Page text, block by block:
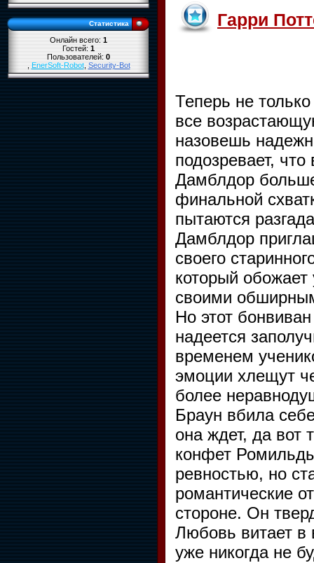
Статистика
Онлайн всего:1
Гостей:1
Пользователей:0
,EnerSoft-Robot,Security-Bot
Гарри
Теперь не
все
назовешь
подозревает,
Дамблдор
финальной
пытаются
Дамблдор
своего
который обожает
своими
Но этот
надеется
временем
эмоции хлещут
более
Браун вбила
она ждет, да вот
конфет
ревностью, но
романтические
стороне. Он
Любовь витает в
уже никогда не